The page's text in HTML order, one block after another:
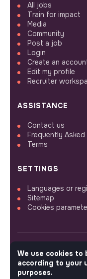
All jobs
Train for impact
Media
Community
Post a job
Login
Create an
Edit my profile
Recruiter
ASSISTANCE
Contact us
Frequently
Terms
SETTINGS
Languages or
Sitemap
Cookies
FOLLOW US
We use cookies
according to your
purposes.